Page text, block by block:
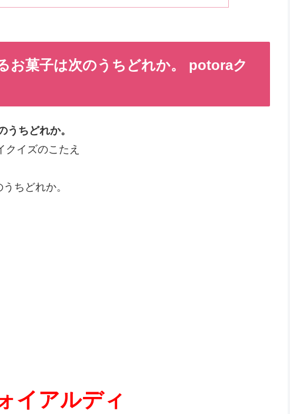
お菓子は次のうちどれか。 potoraク
ちどれか。
イズのこたえ
ちどれか。
イアルディ